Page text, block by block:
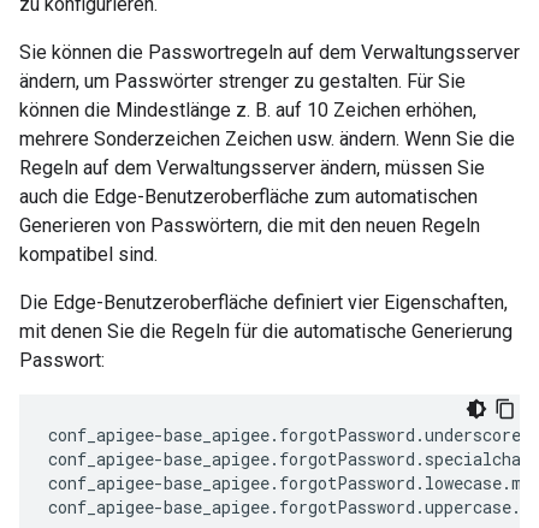
Sie können die Passwortregeln auf dem Verwaltungsserver
ändern, um Passwörter strenger zu gestalten. Für Sie
können die Mindestlänge z. B. auf 10 Zeichen erhöhen,
mehrere Sonderzeichen Zeichen usw. ändern. Wenn Sie die
Regeln auf dem Verwaltungsserver ändern, müssen Sie
auch die Edge-Benutzeroberfläche zum automatischen
Generieren von Passwörtern, die mit den neuen Regeln
kompatibel sind.
Die Edge-Benutzeroberfläche definiert vier Eigenschaften,
mit denen Sie die Regeln für die automatische Generierung
Passwort:
conf_apigee-
conf_apigee-
conf_apigee-
conf_apigee-